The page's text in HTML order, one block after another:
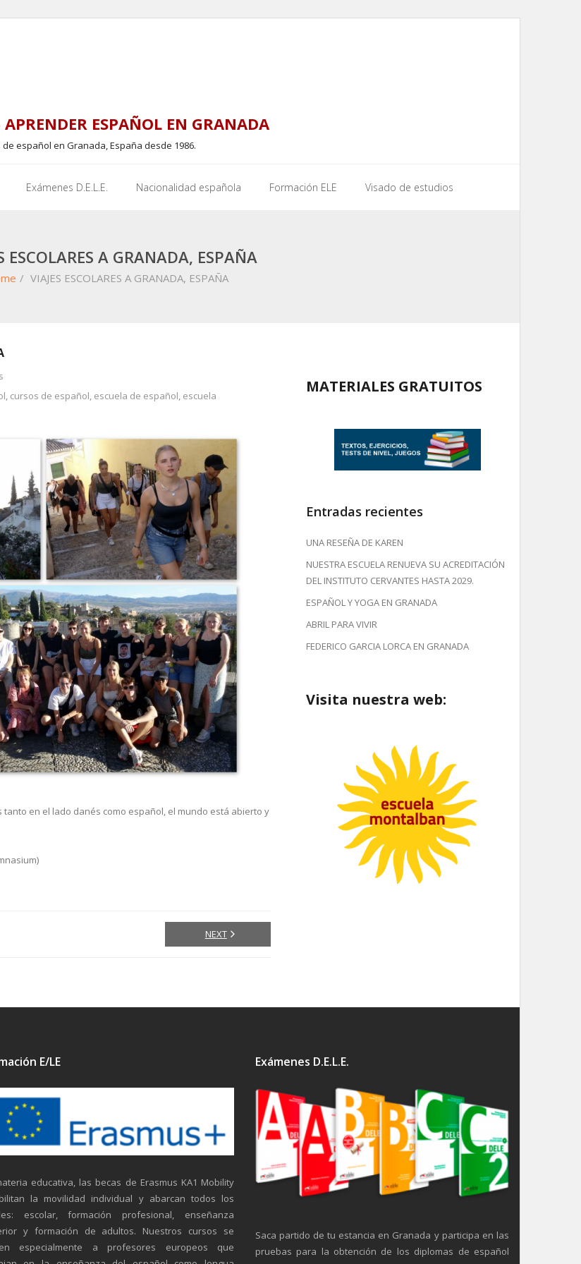
ESPAÑOL EN GRANADA
español en Granada, España desde 1986.
Exámenes D.E.L.E. Nacionalidad española Formación ELE Visado de estudios
ESCOLARES A GRANADA, ESPAÑA
/ VIAJES ESCOLARES A GRANADA, ESPAÑA
, cursos de español, escuela de español, escuela
en el lado danés como español, el mundo está abierto y
NEXT
MATERIALES GRATUITOS
Entradas recientes
UNA RESEÑA DE KAREN
NUESTRA ESCUELA RENUEVA SU ACREDITACIÓN
DEL INSTITUTO CERVANTES HASTA 2029.
ESPAÑOL Y YOGA EN GRANADA
ABRIL PARA VIVIR
FEDERICO GARCIA LORCA EN GRANADA
Visita nuestra web:
E/LE
educativa, las becas de Erasmus KA1 Mobility
la movilidad individual y abarcan todos los
escolar, formación profesional, enseñanza
y formación de adultos. Nuestros cursos se
especialmente a profesores europeos que
Exámenes D.E.L.E.
Saca partido de tu estancia en Granada y participa en las
pruebas para la obtención de los diplomas de español